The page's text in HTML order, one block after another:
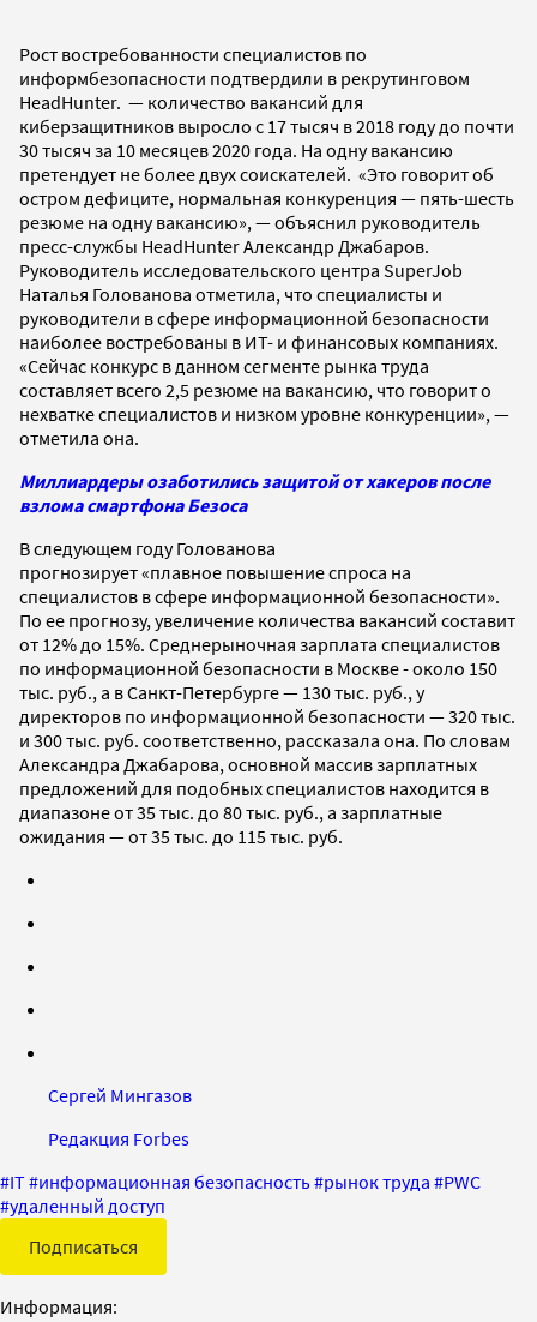
Рост востребованности специалистов по
информбезопасности подтвердили в рекрутинговом
HeadHunter. — количество вакансий для
киберзащитников выросло с 17 тысяч в 2018 году до почти
30 тысяч за 10 месяцев 2020 года. На одну вакансию
претендует не более двух соискателей. «Это говорит об
остром дефиците, нормальная конкуренция — пять-шесть
резюме на одну вакансию», — объяснил руководитель
пресс-службы HeadHunter Александр Джабаров.
Руководитель исследовательского центра SuperJob
Наталья Голованова отметила, что специалисты и
руководители в сфере информационной безопасности
наиболее востребованы в ИТ- и финансовых компаниях.
«Сейчас конкурс в данном сегменте рынка труда
составляет всего 2,5 резюме на вакансию, что говорит о
нехватке специалистов и низком уровне конкуренции», —
отметила она.
Миллиардеры озаботились защитой от хакеров после
взлома смартфона Безоса
В следующем году Голованова
прогнозирует «плавное повышение спроса на
специалистов в сфере информационной безопасности».
По ее прогнозу, увеличение количества вакансий составит
от 12% до 15%. Среднерыночная зарплата специалистов
по информационной безопасности в Москве - около 150
тыс. руб., а в Санкт-Петербурге — 130 тыс. руб., у
директоров по информационной безопасности — 320 тыс.
и 300 тыс. руб. соответственно, рассказала она. По словам
Александра Джабарова, основной массив зарплатных
предложений для подобных специалистов находится в
диапазоне от 35 тыс. до 80 тыс. руб., а зарплатные
ожидания — от 35 тыс. до 115 тыс. руб.
Сергей Мингазов
Редакция Forbes
#IT#информационная безопасность#рынок труда #PWC
#удаленный доступ
Подписаться
Информация: